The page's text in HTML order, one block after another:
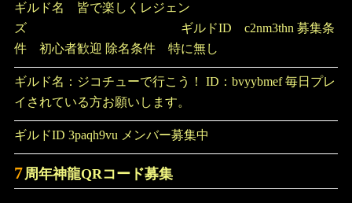
ギルド名 皆で楽しくレジェン
ズ ギルドID c2nm3thn 募集条
件 初心者歓迎 除名条件 特に無し
ギルド名：ジコチューで行こう！ ID：bvyybmef 毎日プレ
イされている方お願いします。
ギルドID 3paqh9vu メンバー募集中
7周年神龍QRコード募集